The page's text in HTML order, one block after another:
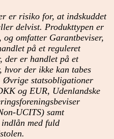
er risiko for, at indskuddet
delvist. Produkttypen er
og omfatter Garantbeviser,
på et reguleret
der er handlet på et
hvor der ikke kan tabes
Øvrige statsobligationer
og EUR, Udenlandske
UCITS) samt
med fuld